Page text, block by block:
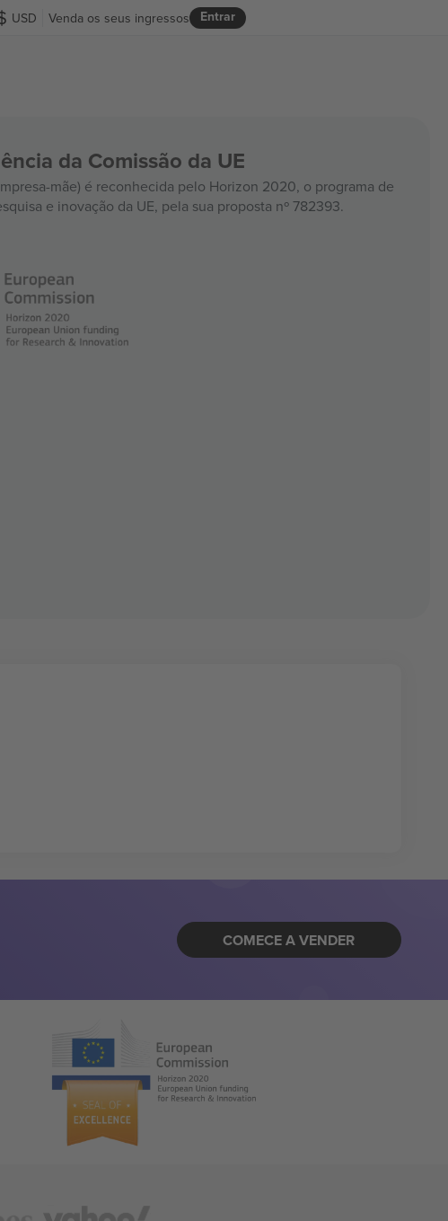
USD Entrar
Venda os seus ingressos
da Comissão da UE
mãe) é reconhecida pelo Horizon 2020, o programa de
e inovação da UE, pela sua proposta nº 782393.
COMECE A VENDER